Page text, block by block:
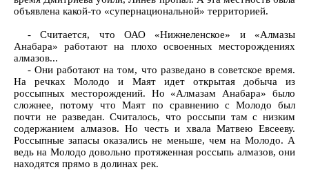
объявлена какой-то «супернациональной» территорией.
- Считается, что ОАО «Нижнеленское» и «Алмазы
Анабара» работают на плохо освоенных месторождениях
алмазов...
- Они работают на том, что разведано в советское время.
На речках Молодо и Маят идет открытая добыча из
россыпных месторождений. Но «Алмазам Анабара» было
сложнее, потому что Маят по сравнению с Молодо был
почти не разведан. Считалось, что россыпи там с низким
содержанием алмазов. Но честь и хвала Матвею Евсееву.
Россыпные запасы оказались не меньше, чем на Молодо. А
ведь на Молодо довольно протяженная россыпь алмазов, они
находятся прямо в долинах рек.